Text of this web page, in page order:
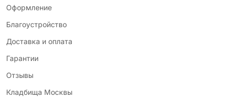
Оформление
Благоустройство
Доставка и оплата
Гарантии
Отзывы
Кладбища Москвы